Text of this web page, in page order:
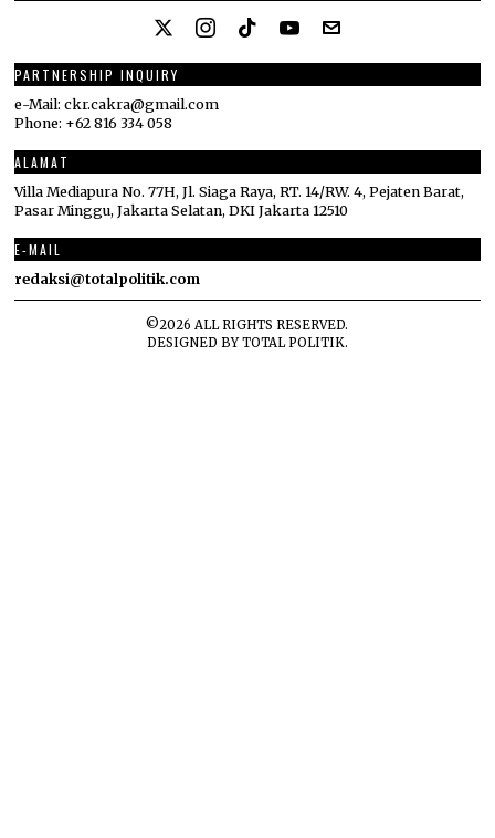
PARTNERSHIP INQUIRY
e-Mail: ckr.cakra@gmail.com
Phone: +62 816 334 058
ALAMAT
Villa Mediapura No. 77H, Jl. Siaga Raya, RT. 14/RW. 4, Pejaten Barat,
Pasar Minggu, Jakarta Selatan, DKI Jakarta 12510
E-MAIL
redaksi@totalpolitik.com
©2026 ALL RIGHTS RESERVED.
DESIGNED BYTOTAL POLITIK.